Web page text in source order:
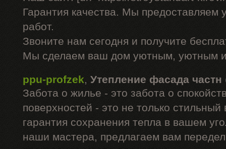
Гарантия качества. Мы предоставляем
работ.
Звоните нам сегодня и получите
Мы сделаем ваш дом уютным, уютным
ppu-profzek, Утепление фасада частн
Забота о жилье - это забота о
поверхностей - это не только
гарантия сохранения тепла в вашем
наши мастера, предлагаем вам